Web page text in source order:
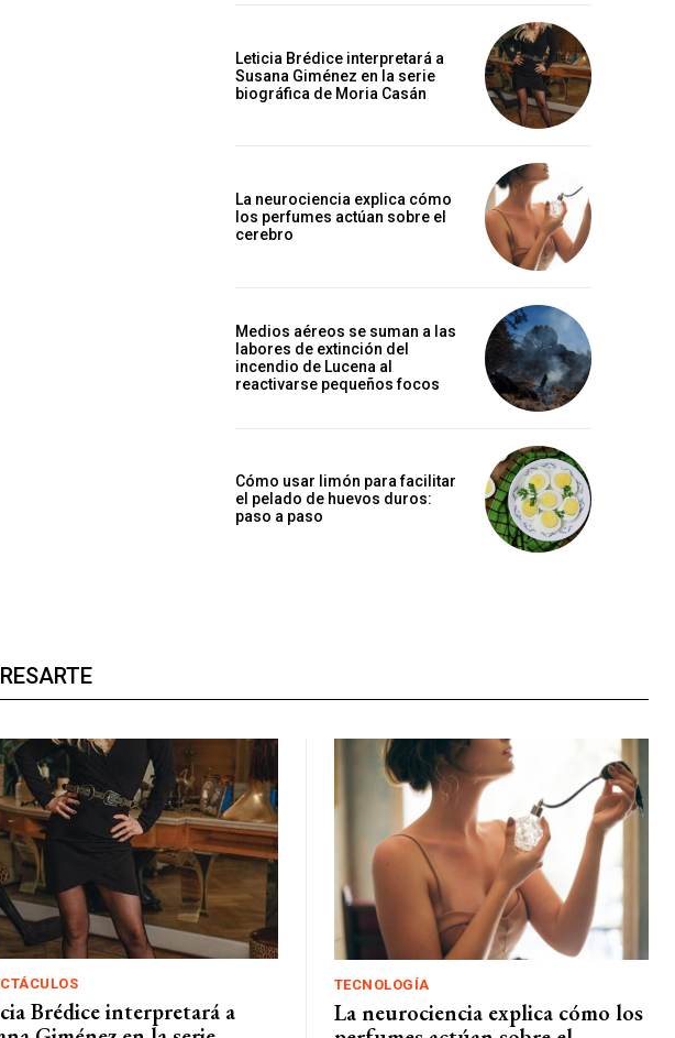
Leticia Brédice interpretará a
Susana Giménez en la serie
biográfica de Moria Casán
La neurociencia explica cómo
los perfumes actúan sobre el
cerebro
Medios aéreos se suman a las
labores de extinción del
incendio de Lucena al
reactivarse pequeños focos
Cómo usar limón para facilitar
el pelado de huevos duros:
paso a paso
Brédice interpretará a
TECNOLOGÍA
La neurociencia explica cómo los